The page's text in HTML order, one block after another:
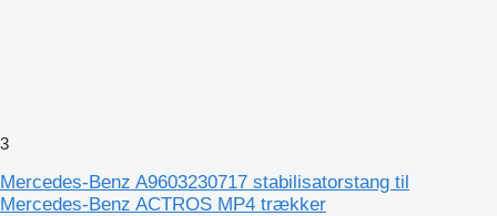
3
Mercedes-Benz A9603230717 stabilisatorstang til
Mercedes-Benz ACTROS MP4 trækker